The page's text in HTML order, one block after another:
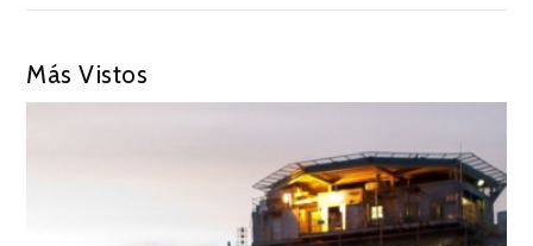
Más Vistos